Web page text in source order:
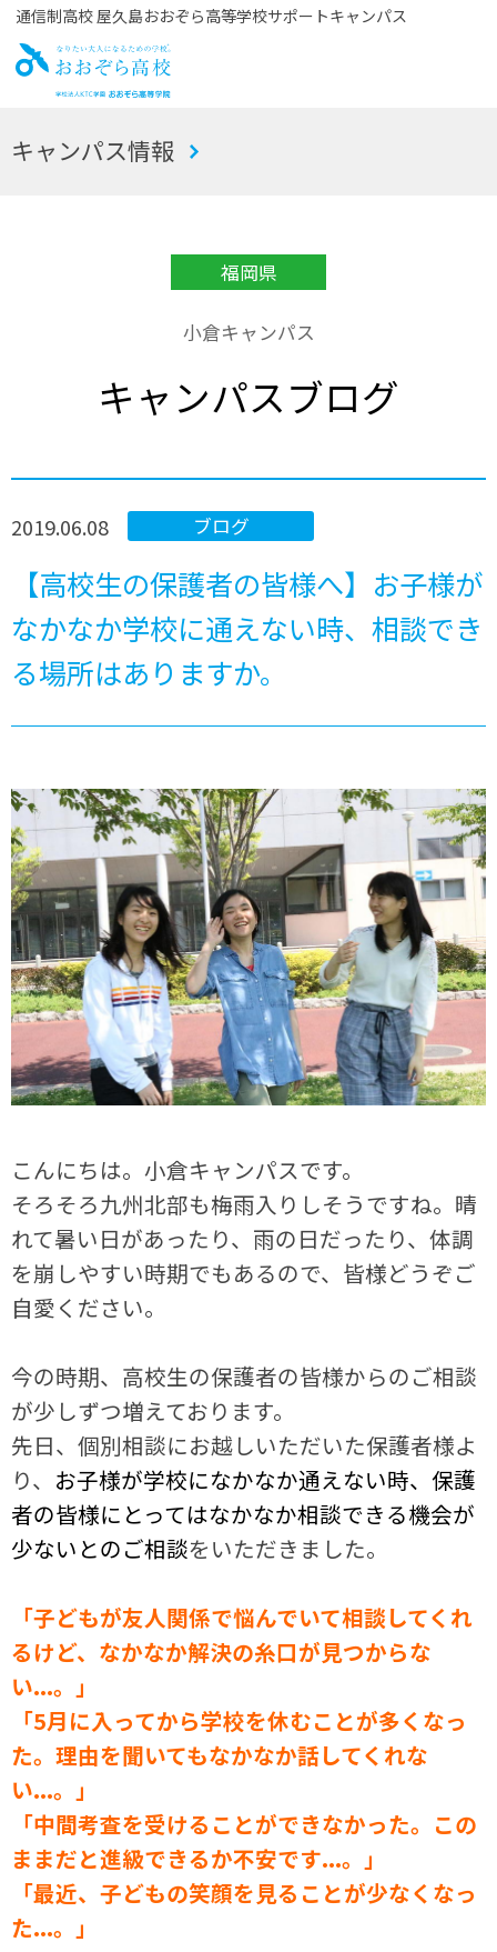
通信制高校 屋久島おおぞら高等学校サポートキャンパス
お
キャンパス情報
福岡県
小倉キャンパス
キャンパスブログ
ブログ
2019.06.08
【高校生の保護者の皆様へ】お子様が
なかなか学校に通えない時、相談でき
る場所はありますか。
こんにちは。小倉キャンパスです。
そろそろ九州北部も梅雨入りしそうですね。晴
れて暑い日があったり、雨の日だったり、体調
を崩しやすい時期でもあるので、皆様どうぞご
自愛ください。
今の時期、高校生の保護者の皆様からのご相談
が少しずつ増えております。
先日、個別相談にお越しいただいた保護者様よ
り、 お子様が学校になかなか通えない時、保護
者の皆様にとってはなかなか相談できる機会が
少ないとのご相談をいただきました。
「子どもが友人関係で悩んでいて相談してくれ
るけど、なかなか解決の糸口が見つからな
い...。」
「5月に入ってから学校を休むことが多くなっ
た。理由を聞いてもなかなか話してくれな
い...。」
「中間考査を受けることができなかった。この
ままだと進級できるか不安です...。」
「最近、子どもの笑顔を見ることが少なくなっ
た...。」